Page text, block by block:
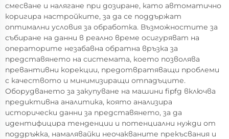
смесване и налягане при дозиране, като автоматично
коригира настройките, за да се поддържат
оптимални условия за обработка. Възможностите за
събиране на данни в реално време осигуряват на
операторите незабавна обратна връзка за
представянето на системата, което позволява
превантивни корекции, предотвратяващи проблеми
с качеството и минимизиращи отпадъците.
Оборудването за закупуване на машини fipfg включва
предиктивна аналитика, която анализира
исторически данни за представянето, за да
идентифицира тенденции и потенциални нужди от
поддръжка, намалявайки неочакваните прекъсвания и